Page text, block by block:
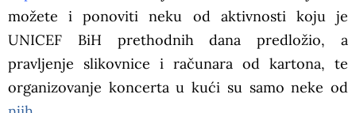
možete i ponoviti neku od aktivnosti koju je
UNICEF BiH prethodnih dana predložio, a
pravljenje slikovnice i računara od kartona, te
organizovanje koncerta u kući su samo neke od